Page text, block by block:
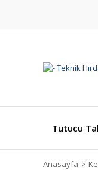
Tutucu
Anasayfa